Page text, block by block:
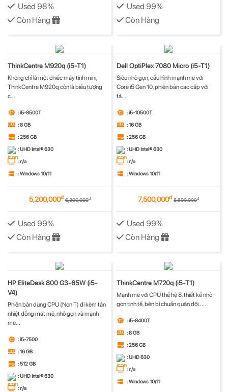
Used 98%
Còn Hàng
Used 99%
Còn Hàng
ThinkCentre M920q (i5-T1)
Không chỉ là một chiếc máy tính mini,
ThinkCentre M920q còn là biểu tượng
c...
: i5-8500T
: 8 GB
: 256 GB
: UHD Intel® 630
: n/a
: Windows 10/11
5,200,000đ 6,800,000đ
Used 99%
Còn Hàng
Dell OptiPlex 7080 Micro (i5-T1)
Siêu nhỏ gọn, cấu hình mạnh mẽ với
Core i5 Gen 10, phiên bản cao cấp với
tả...
: i5-10500T
: 16 GB
: 256 GB
: UHD Intel® 630
: n/a
: Windows 10/11
7,500,000đ 8,600,000đ
Used 99%
Còn Hàng
HP EliteDesk 800 G3-65W (i5-
V4)
Phiên bản dùng CPU (Non T) đi kèm tản
nhiệt đồng mát mẻ, nhỏ gọn và mạnh
mẽ...
: i5-7500
: 16 GB
: 512 GB
: UHD Intel® 630
: n/a
ThinkCentre M720q (i5-T1)
Mạnh mẽ với CPU thế hệ 8, thiết kế nhỏ
gọn tinh tế, bên bỉ chuẩn quân đội.....
: i5-8400T
: 8 GB
: 256 GB
: UHD 630
: n/a
: Windows 10/11